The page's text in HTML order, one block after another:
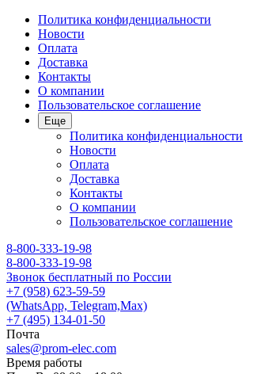
Политика конфиденциальности
Новости
Оплата
Доставка
Контакты
О компании
Пользовательское соглашение
Еще
Политика конфиденциальности
Новости
Оплата
Доставка
Контакты
О компании
Пользовательское соглашение
8-800-333-19-98
8-800-333-19-98
Звонок бесплатный по России
+7 (958) 623-59-59
(WhatsApp, Telegram,Max)
+7 (495) 134-01-50
Почта
sales@prom-elec.com
Время работы